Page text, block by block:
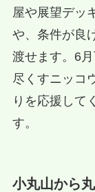
屋や展望デッ
や、条件が良
渡せます。6
尽くすニッコ
りを応援して
す。
小丸山から